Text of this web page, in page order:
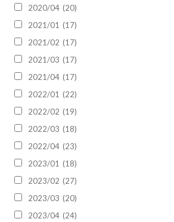
2020/04 (20)
2021/01 (17)
2021/02 (17)
2021/03 (17)
2021/04 (17)
2022/01 (22)
2022/02 (19)
2022/03 (18)
2022/04 (23)
2023/01 (18)
2023/02 (27)
2023/03 (20)
2023/04 (24)